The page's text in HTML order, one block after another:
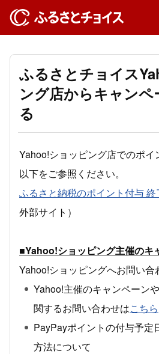
ふるさとチョイス
ング店からキャンペ
る
Yahoo!ショッピング店でのポイ
以下をご参照ください。
ふるさと納税のポイント付与
外部サイト）
■Yahoo!ショッピング主催のキ
Yahoo!ショッピングへお問い合
Yahoo!主催のキャンペーン
関するお問い合わせはこちら
PayPayポイントの付与予定
方法について